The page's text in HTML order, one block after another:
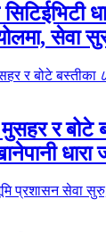
सेवा
र बोटे
धारा